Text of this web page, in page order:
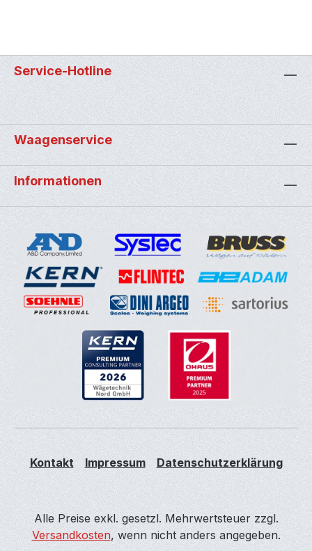
Service-Hotline
Waagenservice
Informationen
Kontakt Impressum Datenschutzerklärung
Alle Preise exkl. gesetzl. Mehrwertsteuer zzgl.
Versandkosten, wenn nicht anders angegeben.